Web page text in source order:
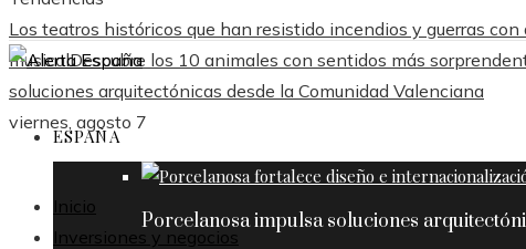
Los teatros históricos que han resistido incendios y guerras
musicalDescubre los 10 animales con sentidos más
soluciones arquitectónicas desde la Comunidad Valenciana
viernes, agosto 7
ESPAÑA
Porcelanosa impulsa soluciones
Inicio
Inversiones y negocios